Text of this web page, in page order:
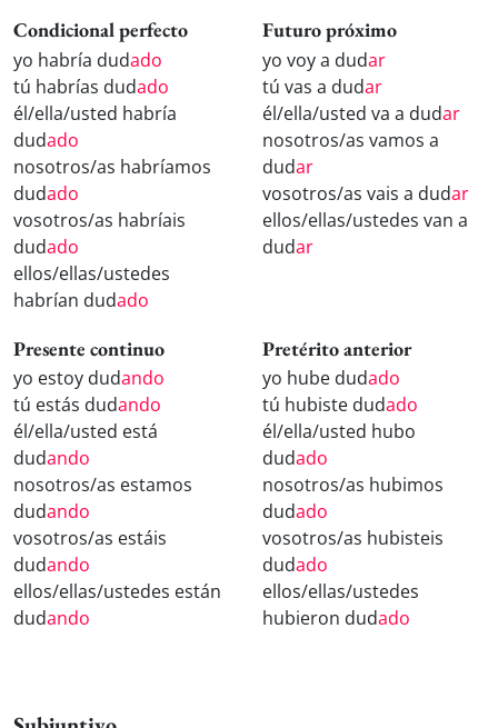
Condicional perfecto
yo habría dudado
tú habrías dudado
él/ella/usted habría
dudado
nosotros/as habríamos
dudado
vosotros/as habríais
dudado
ellos/ellas/ustedes
habrían dudado
Futuro próximo
yo voy a dudar
tú vas a dudar
él/ella/usted va a dudar
nosotros/as vamos a
dudar
vosotros/as vais a dudar
ellos/ellas/ustedes van a
dudar
Presente continuo
yo estoy dudando
tú estás dudando
él/ella/usted está
dudando
nosotros/as estamos
dudando
vosotros/as estáis
dudando
ellos/ellas/ustedes están
dudando
Pretérito anterior
yo hube dudado
tú hubiste dudado
él/ella/usted hubo
dudado
nosotros/as hubimos
dudado
vosotros/as hubisteis
dudado
ellos/ellas/ustedes
hubieron dudado